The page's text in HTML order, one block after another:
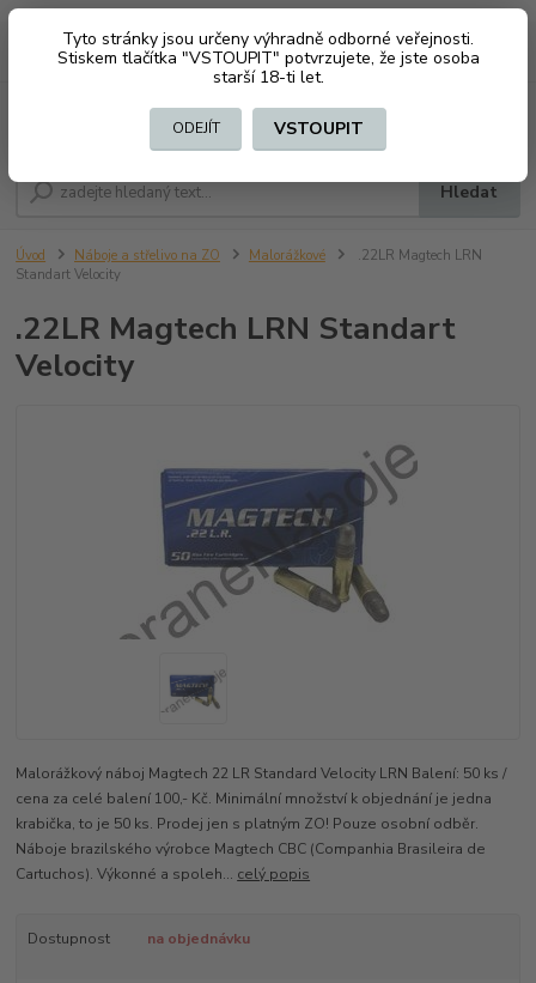
Tyto stránky jsou určeny výhradně odborné veřejnosti.
Stiskem tlačítka "VSTOUPIT" potvrzujete, že jste osoba
starší 18-ti let.
ODEJÍT VSTOUPIT
CZK
Hledat
+420 603794370 za0 Kč
Úvod Náboje a střelivo na ZO Malorážkové
.22LR Magtech LRN
Standart Velocity
.22LR Magtech LRN Standart
Velocity
Malorážkový náboj Magtech 22 LR Standard Velocity LRN Balení: 50 ks /
cena za celé balení 100,- Kč. Minimální množství k objednání je jedna
krabička, to je 50 ks. Prodej jen s platným ZO! Pouze osobní odběr.
Náboje brazilského výrobce Magtech CBC (Companhia Brasileira de
Cartuchos). Výkonné a spoleh... celý popis
Dostupnost na objednávku